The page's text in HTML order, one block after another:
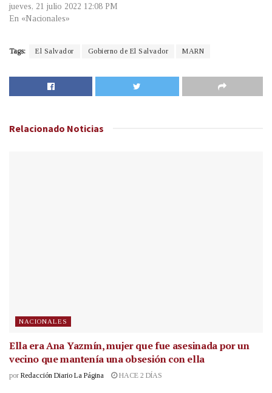
jueves, 21 julio 2022 12:08 PM
En «Nacionales»
Tags: El Salvador Gobierno de El Salvador MARN
Relacionado Noticias
NACIONALES
Ella era Ana Yazmín, mujer que fue asesinada por un
vecino que mantenía una obsesión con ella
por Redacción Diario La Página HACE 2 DÍAS